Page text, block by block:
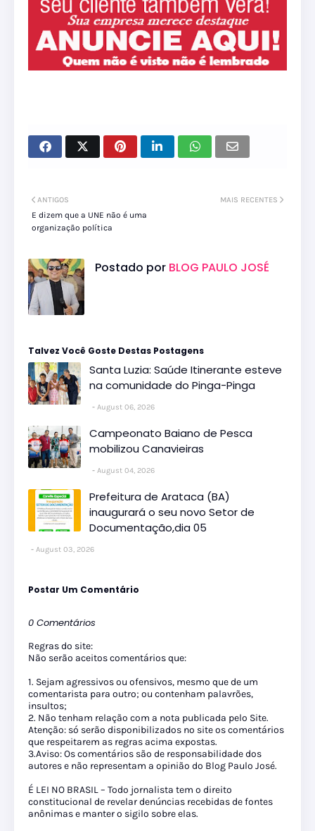
MAIS RECENTES
ANTIGOS
E dizem que a UNE não é uma
organização política
Postado por BLOG PAULO JOSÉ
Talvez Você Goste Destas Postagens
Santa Luzia: Saúde Itinerante esteve
na comunidade do Pinga-Pinga
August 06, 2026
Campeonato Baiano de Pesca
mobilizou Canavieiras
August 04, 2026
Prefeitura de Arataca (BA)
inaugurará o seu novo Setor de
Documentação,dia 05
August 03, 2026
Postar Um Comentário
0 Comentários
Regras do site:
Não serão aceitos comentários que:
1. Sejam agressivos ou ofensivos, mesmo que de um
comentarista para outro; ou contenham palavrões,
insultos;
2. Não tenham relação com a nota publicada pelo Site.
Atenção: só serão disponibilizados no site os comentários
que respeitarem as regras acima expostas.
3.Aviso: Os comentários são de responsabilidade dos
autores e não representam a opinião do Blog Paulo José.
É LEI NO BRASIL – Todo jornalista tem o direito
constitucional de revelar denúncias recebidas de fontes
anônimas e manter o sigilo sobre elas.